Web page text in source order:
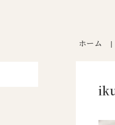
ホーム |